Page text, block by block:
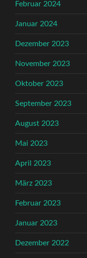
Februar 2024
Januar 2024
Dezember 2023
November 2023
Oktober 2023
September 2023
August 2023
Mai 2023
April 2023
März 2023
Februar 2023
Januar 2023
Dezember 2022